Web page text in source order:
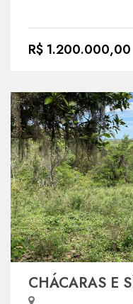
R$ 1.200.000,00
CHÁCARAS E